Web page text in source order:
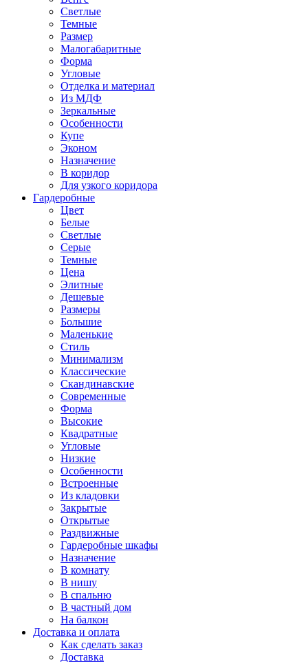
Светлые
Темные
Размер
Малогабаритные
Форма
Угловые
Отделка и материал
Из МДФ
Зеркальные
Особенности
Купе
Эконом
Назначение
В коридор
Для узкого коридора
Гардеробные
Цвет
Белые
Светлые
Серые
Темные
Цена
Элитные
Дешевые
Размеры
Большие
Маленькие
Стиль
Минимализм
Классические
Скандинавские
Современные
Форма
Высокие
Квадратные
Угловые
Низкие
Особенности
Встроенные
Из кладовки
Закрытые
Открытые
Раздвижные
Гардеробные шкафы
Назначение
В комнату
В нишу
В спальню
В частный дом
На балкон
Доставка и оплата
Как сделать заказ
Доставка